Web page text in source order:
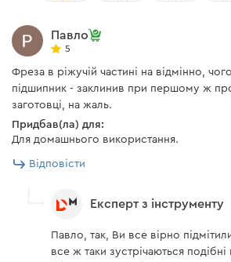
Павло
5
Фреза в ріжучій частині на відмінно,
підшипник - заклинив при першому ж
заготовці, на жаль.
Придбав(ла) для:
Для домашнього використання.
Відповісти
Експерт з інструменту
Павло, так, Ви все вірно
все ж таки зустрічаються подібні